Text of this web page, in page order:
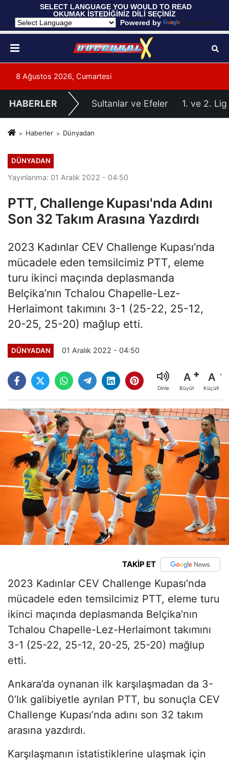
SELECT LANGUAGE YOU WOULD TO READ
OKUMAK İSTEDİĞİNİZ DİLİ SEÇİNİZ
Powered by
Translate
8 Ağustos 2026, Cumartesi
HABERLER Sultanlar ve Efeler 1. ve 2. Lig
Haberler Dünyadan
DÜNYADAN
Yayınlanma: 01 Aralık 2022 - 04:50
PTT, Challenge Kupası'nda Adını
Son 32 Takım Arasına Yazdırdı
2023 Kadınlar CEV Challenge Kupası’nda
mücadele eden temsilcimiz PTT, eleme
turu ikinci maçında deplasmanda
Belçika’nın Tchalou Chapelle-Lez-
Herlaimont takımını 3-1 (25-22, 25-12,
20-25, 25-20) mağlup etti.
DÜNYADAN 01 Aralık 2022 - 04:50
Dinle
A
Büyüt
A
Küçült
TAKİP ET
2023 Kadınlar CEV Challenge Kupası’nda
mücadele eden temsilcimiz PTT, eleme turu
ikinci maçında deplasmanda Belçika’nın
Tchalou Chapelle-Lez-Herlaimont takımını
3-1 (25-22, 25-12, 20-25, 25-20) mağlup
etti.
Ankara’da oynanan ilk karşılaşmadan da 3-
0’lık galibiyetle ayrılan PTT, bu sonuçla CEV
Challenge Kupası’nda adını son 32 takım
arasına yazdırdı.
Karşılaşmanın istatistiklerine ulaşmak için